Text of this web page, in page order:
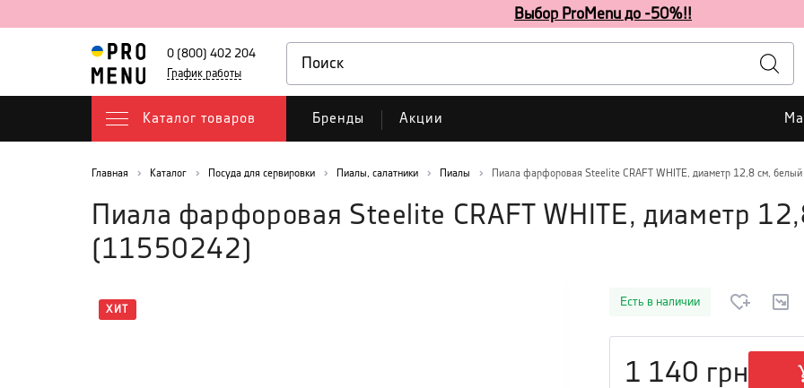
Выбор ProMenu до -50%!!
0 (800) 402 204
График работы
Каталог товаров Бренды Акции
Главная Каталог Посуда для сервировки Пиалы, салатники Пиалы Пиала фарфоровая Steelite CRAFT WHITE, диаметр 12,8 см, белый
Пиала фарфоровая Steelite CRAFT WHITE, диаметр
( 11550242 )
ХИТ
Есть в наличии
1 140 грн